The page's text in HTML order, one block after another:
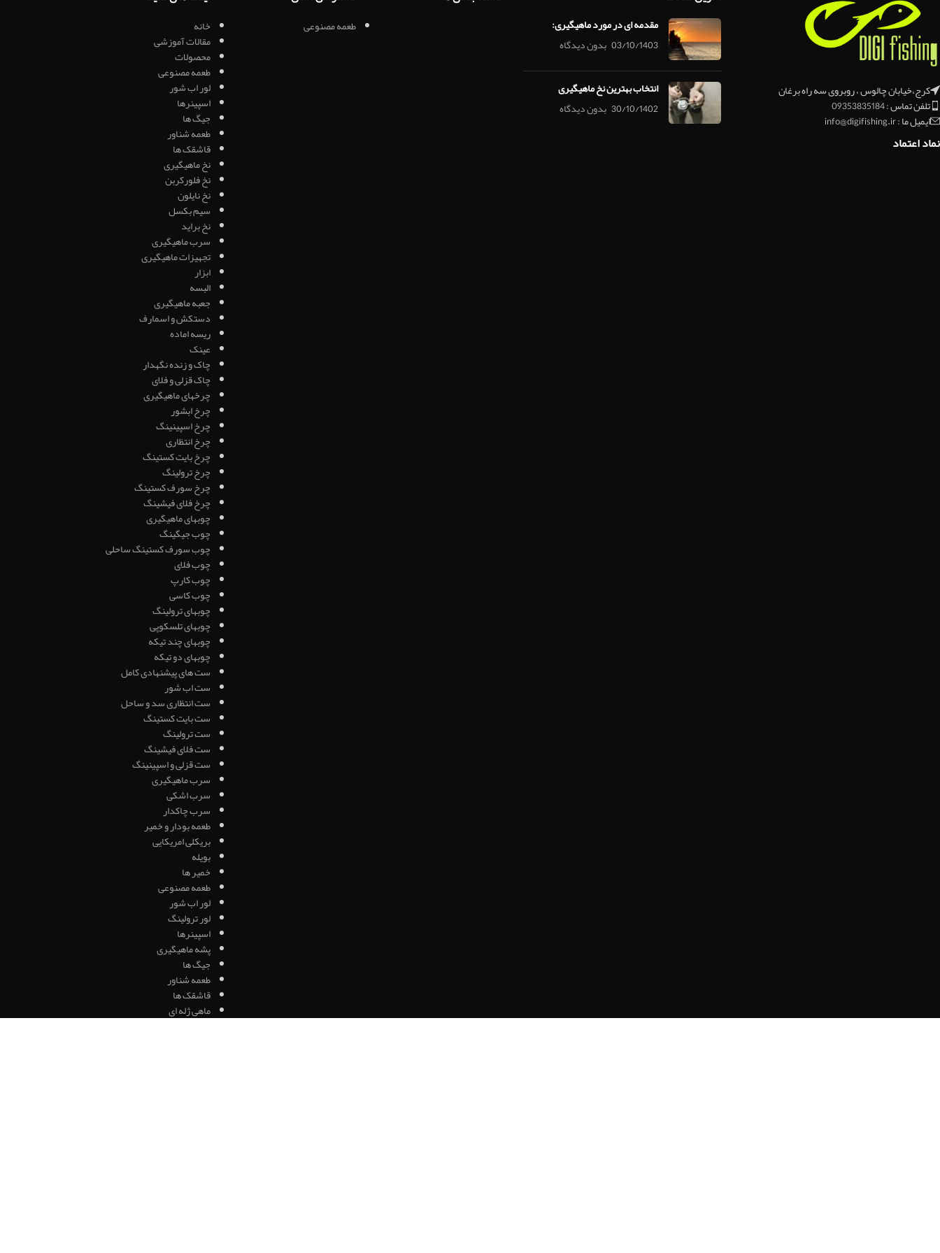
کرج،خیابان چالوس ، روبروی سه راه برغان
تلفن تماس : 09353835184
ایمیل ما : info@digifishing.ir
نماد اعتماد
مقدمه ای در مورد ماهیگیری:
03/10/1403 بدون دیدگاه
انتخاب بهترین نخ ماهیگیری
30/10/1402 بدون دیدگاه
طعمه مصنوعی خانه
مقالات آموزشی
محصولات
طعمه مصنوعی
لور اب شور
اسپینرها
جیگ ها
طعمه شناور
قاشقک ها
نخ ماهیگیری
نخ فلورکربن
نخ نایلون
سیم بکسل
نخ براید
سرب ماهیگیری
تجهیزات ماهیگیری
ابزار
البسه
جعبه ماهیگیری
دستکش و اسمارف
ریسه اماده
عینک
چاک و زنده نگهدار
چاک قزلی و فلای
چرخهای ماهیگیری
چرخ ابشور
چرخ اسپینینگ
چرخ انتظاری
چرخ بایت کستینگ
چرخ ترولینگ
چرخ سورف کستینگ
چرخ فلای فیشینگ
چوبهای ماهیگیری
چوب جیگینگ
چوب سورف کستینگ ساحلی
چوب فلای
چوب کارپ
چوب کاسی
چوبهای ترولینگ
چوبهای تلسکوپی
چوبهای چند تیکه
چوبهای دو تیکه
ست های پیشنهادی کامل
ست اب شور
ست انتظاری سد و ساحل
ست بایت کستینگ
ست ترولینگ
ست فلای فیشینگ
ست قزلی و اسپینینگ
سرب ماهیگیری
سرب اشکی
سرب چاکدار
طعمه بودار و خمیر
بریکلی امریکایی
بویله
خمیر ها
طعمه مصنوعی
لور اب شور
لور ترولینگ
اسپینرها
پشه ماهیگیری
جیگ ها
طعمه شناور
قاشقک ها
ماهی ژله ای